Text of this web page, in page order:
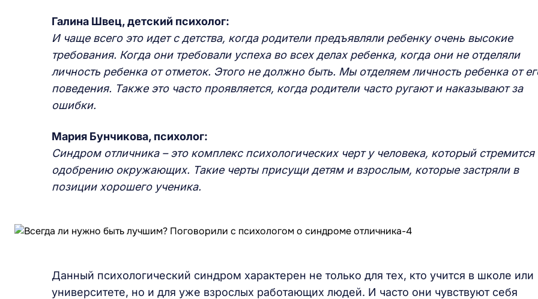
Галина Швец, детский психолог:
И чаще всего это идет с детства, когда родители предъявляли ребенку очень высокие
требования. Когда они требовали успеха во всех делах ребенка, когда они не отделяли
личность ребенка от отметок. Этого не должно быть. Мы отделяем личность ребенка от
поведения. Также это часто проявляется, когда родители часто ругают и наказывают за
ошибки.
Мария Бунчикова, психолог:
Синдром отличника – это комплекс психологических черт у человека, который стремится
одобрению окружающих. Такие черты присущи детям и взрослым, которые застряли в
позиции хорошего ученика.
Данный психологический синдром характерен не только для тех, кто учится в школе или
университете, но и для уже взрослых работающих людей. И часто они чувствуют себя